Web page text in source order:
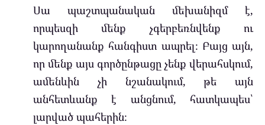
Սա պաշտպանական մեխանիզմ է,
որպեսզի մենք չգերբեռնվենք ու
կարողանանք հանգիստ ապրել։ Բայց այն,
որ մենք այս գործընթացը չենք վերահսկում,
ամենևին չի նշանակում, թե այն
անհետևանք է անցնում, հատկապես՝
լարված պահերին։